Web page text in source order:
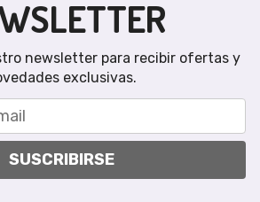
newsletter para recibir ofertas y
exclusivas.
SUSCRIBIRSE